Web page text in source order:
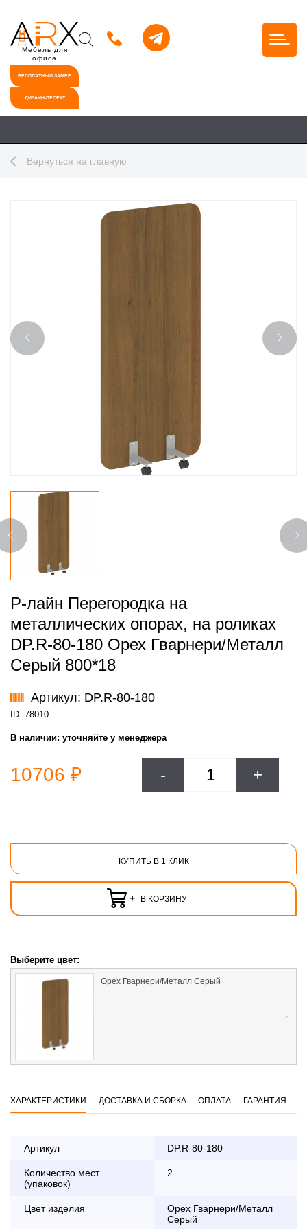
Мебель для
офиса
БЕСПЛАТНЫЙ ЗАМЕР
ДИЗАЙН-ПРОЕКТ
Вернуться на главную
Р-лайн Перегородка на
металлических опорах, на роликах
DP.R-80-180 Орех Гварнери/Металл
Серый 800*18
Артикул: DP.R-80-180
ID: 78010
В наличии: уточняйте у менеджера
10706 ₽ - +
КУПИТЬ В 1 КЛИК
+ В КОРЗИНУ
Выберите цвет:
Орех Гварнери/Металл Серый
ХАРАКТЕРИСТИКИ ДОСТАВКА И СБОРКА ОПЛАТА ГАРАНТИЯ
Артикул DP.R-80-180
Количество мест
(упаковок)
2
Цвет изделия
Орех Гварнери/Металл
Серый
По Москве в пределах МКАД осуществляется в будние
заказа банковской картой